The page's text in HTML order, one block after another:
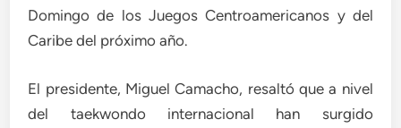
Domingo de los Juegos Centroamericanos y del
Caribe del próximo año.
El presidente, Miguel Camacho, resaltó que a nivel
del taekwondo internacional han surgido